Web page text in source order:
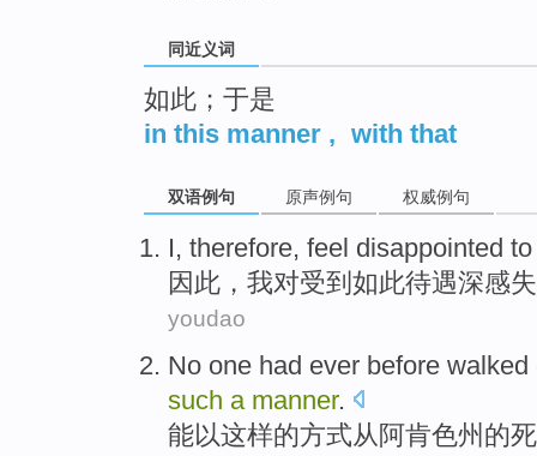
同近义词
如此；于是
in this manner , with that
双语例句 原声例句 权威例句
I, therefore, feel disappointed to
因此 ， 我对受到如此待遇深感
youdao
No one had ever before walked
such a manner.
能以这样的方式从阿肯色州 的